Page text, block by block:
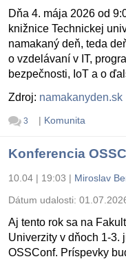
Dňa 4. mája 2026 od
knižnice Technickej
namakaný deň, teda
o vzdelávaní v IT,
bezpečnosti, IoT a o
Zdroj: namakanyden.sk
3 | Komunita
Konferencia
10.04 | 19:03 | Miroslav
Dátum udalosti:
Aj tento rok sa na
Univerzity v dňoch 1-3.
OSSConf. Príspevky